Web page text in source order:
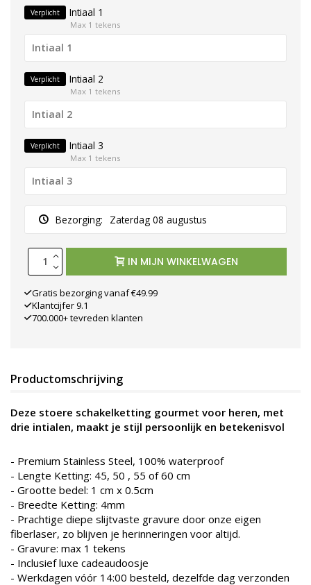
Verplicht Intiaal 1
Max 1 tekens
Verplicht Intiaal 2
Max 1 tekens
Verplicht Intiaal 3
Max 1 tekens
Bezorging: Zaterdag 08 augustus
IN MIJN WINKELWAGEN
Gratis bezorging vanaf €49.99
Klantcijfer 9.1
700.000+ tevreden klanten
Productomschrijving
Deze stoere schakelketting gourmet voor heren, met
drie intialen, maakt je stijl persoonlijk en betekenisvol
- Premium Stainless Steel, 100% waterproof
- Lengte Ketting: 45, 50 , 55 of 60 cm
- Grootte bedel: 1 cm x 0.5cm
- Breedte Ketting: 4mm
- Prachtige diepe slijtvaste gravure door onze eigen
fiberlaser, zo blijven je herinneringen voor altijd.
- Gravure: max 1 tekens
- Inclusief luxe cadeaudoosje
- Werkdagen vóór 14:00 besteld, dezelfde dag verzonden